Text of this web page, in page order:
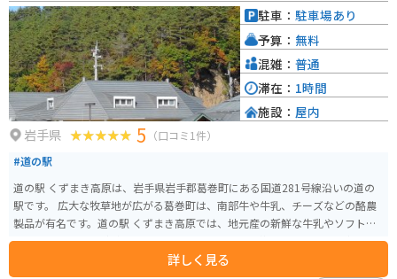
専用のスペースが用意されているので安心です。周辺の道路は、奥入瀬渓流
など、景色が良いワインディングロードが多いので、ツーリングにも最適で
す。
岩手県 5 （口コミ1件）
#道の駅
道の駅 くずまき高原は、岩手県岩手郡葛巻町にある国道281号線沿いの道の
駅です。 広大な牧草地が広がる葛巻町は、南部牛や牛乳、チーズなどの酪農
製品が有名です。道の駅 くずまき高原では、地元産の新鮮な牛乳やソフトク
リーム、チーズなどが味わえる他、レストランでは葛巻町のブランド牛「く
ずまきワイン牛」を使った料理も楽しめます。 また、隣接する「くずまき交
詳しく見る
駐車： 駐車場あり
予算： 無料
混雑： 普通
滞在： 1時間
施設： 屋内